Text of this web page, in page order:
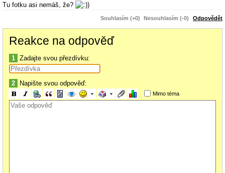
Tu fotku asi nemáš, že?
Souhlasím (+0) Nesouhlasím (-0) Odpovědět
Reakce na odpověď
1 Zadajte svou přezdívku:
2 Napište svou odpověď:
Mimo téma